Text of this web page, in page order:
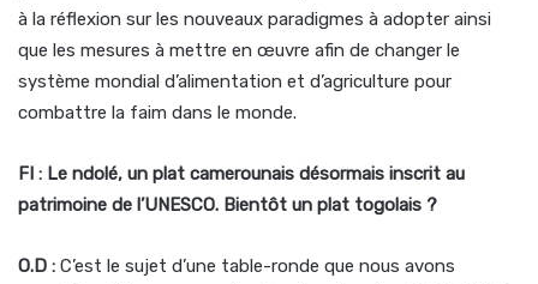
à la réflexion sur les nouveaux paradigmes à adopter ainsi
que les mesures à mettre en œuvre afin de changer le
système mondial d’alimentation et d’agriculture pour
combattre la faim dans le monde.
FI : Le ndolé, un plat camerounais désormais inscrit au
patrimoine de l’UNESCO. Bientôt un plat togolais ?
O.D : C’est le sujet d’une table-ronde que nous avons